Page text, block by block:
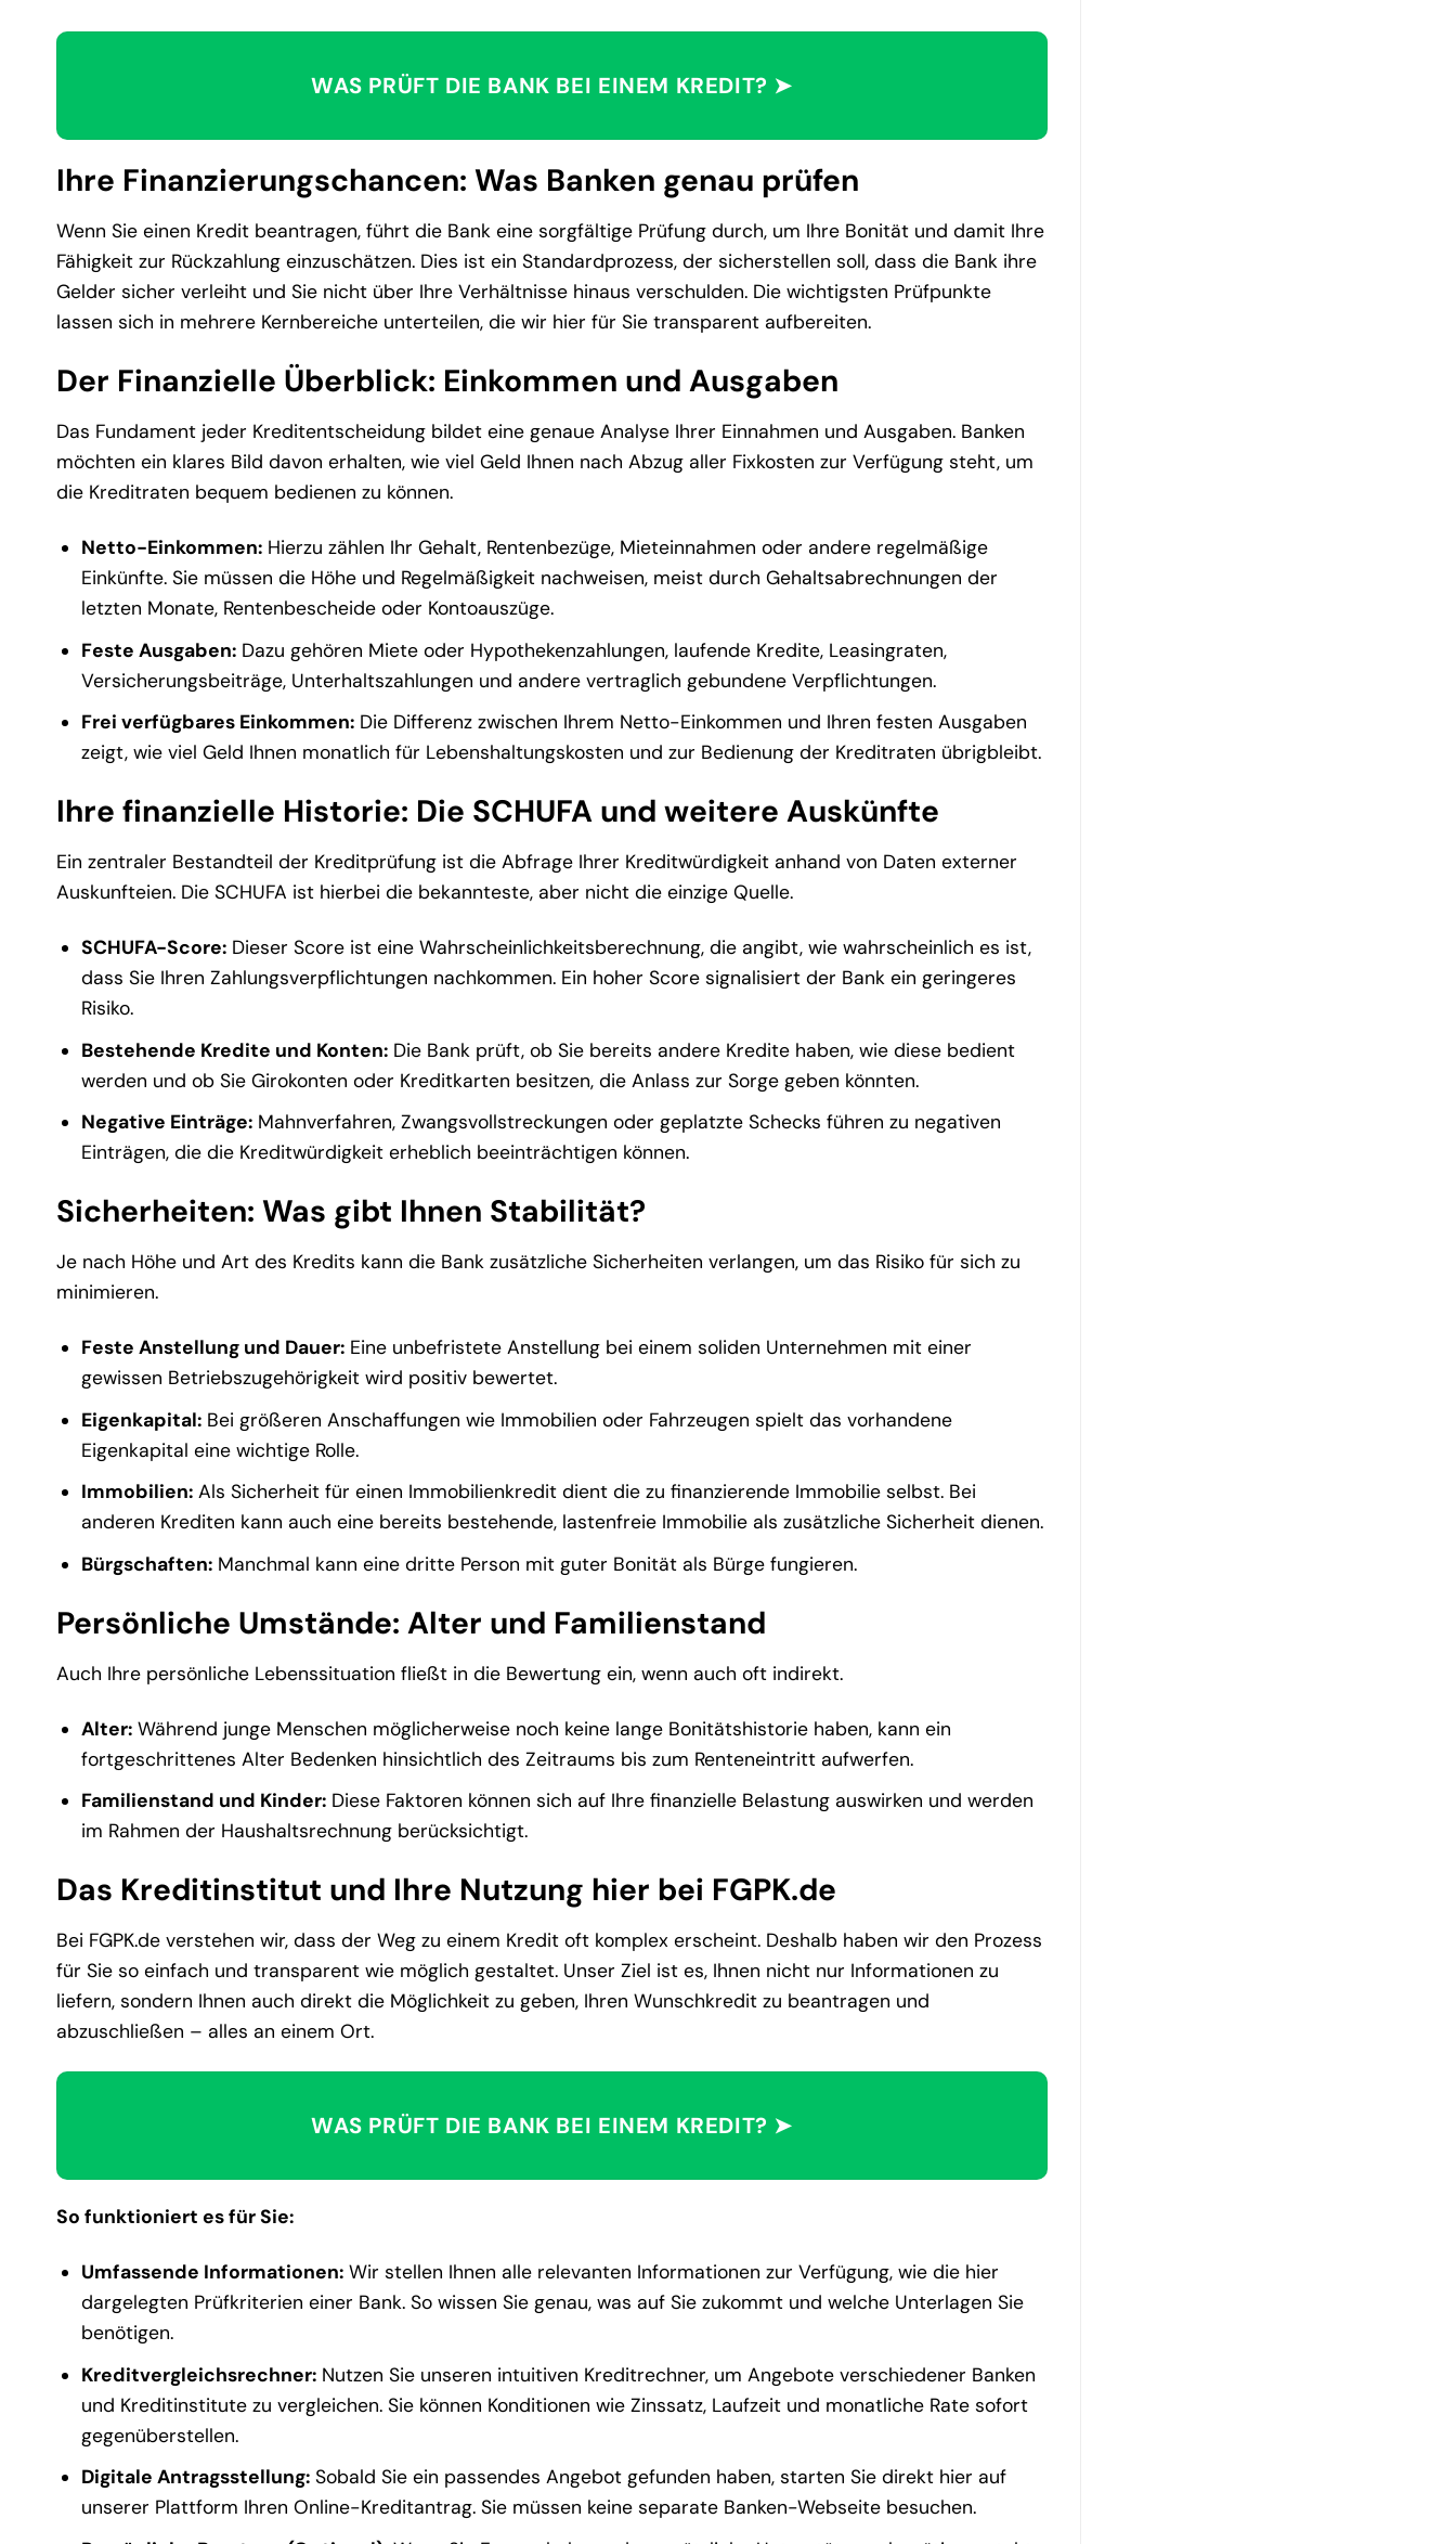
WAS PRÜFT DIE BANK BEI EINEM KREDIT? ➤
Ihre Finanzierungschancen: Was Banken genau prüfen
Wenn Sie einen Kredit beantragen, führt die Bank eine sorgfältige Prüfung durch, um Ihre Bonität und damit Ihre
Fähigkeit zur Rückzahlung einzuschätzen. Dies ist ein Standardprozess, der sicherstellen soll, dass die Bank ihre
Gelder sicher verleiht und Sie nicht über Ihre Verhältnisse hinaus verschulden. Die wichtigsten Prüfpunkte
lassen sich in mehrere Kernbereiche unterteilen, die wir hier für Sie transparent aufbereiten.
Der Finanzielle Überblick: Einkommen und Ausgaben
Das Fundament jeder Kreditentscheidung bildet eine genaue Analyse Ihrer Einnahmen und Ausgaben. Banken
möchten ein klares Bild davon erhalten, wie viel Geld Ihnen nach Abzug aller Fixkosten zur Verfügung steht, um
die Kreditraten bequem bedienen zu können.
Netto-Einkommen:Hierzu zählen Ihr Gehalt, Rentenbezüge, Mieteinnahmen oder andere regelmäßige
Einkünfte. Sie müssen die Höhe und Regelmäßigkeit nachweisen, meist durch Gehaltsabrechnungen der
letzten Monate, Rentenbescheide oder Kontoauszüge.
Feste Ausgaben:Dazu gehören Miete oder Hypothekenzahlungen, laufende Kredite, Leasingraten,
Versicherungsbeiträge, Unterhaltszahlungen und andere vertraglich gebundene Verpflichtungen.
Frei verfügbares Einkommen:Die Differenz zwischen Ihrem Netto-Einkommen und Ihren festen Ausgaben
zeigt, wie viel Geld Ihnen monatlich für Lebenshaltungskosten und zur Bedienung der Kreditraten übrigbleibt.
Ihre finanzielle Historie: Die SCHUFA und weitere Auskünfte
Ein zentraler Bestandteil der Kreditprüfung ist die Abfrage Ihrer Kreditwürdigkeit anhand von Daten externer
Auskunfteien. Die SCHUFA ist hierbei die bekannteste, aber nicht die einzige Quelle.
SCHUFA-Score:Dieser Score ist eine Wahrscheinlichkeitsberechnung, die angibt, wie wahrscheinlich es ist,
dass Sie Ihren Zahlungsverpflichtungen nachkommen. Ein hoher Score signalisiert der Bank ein geringeres
Risiko.
Bestehende Kredite und Konten:Die Bank prüft, ob Sie bereits andere Kredite haben, wie diese bedient
werden und ob Sie Girokonten oder Kreditkarten besitzen, die Anlass zur Sorge geben könnten.
Negative Einträge:Mahnverfahren, Zwangsvollstreckungen oder geplatzte Schecks führen zu negativen
Einträgen, die die Kreditwürdigkeit erheblich beeinträchtigen können.
Sicherheiten: Was gibt Ihnen Stabilität?
Je nach Höhe und Art des Kredits kann die Bank zusätzliche Sicherheiten verlangen, um das Risiko für sich zu
minimieren.
Feste Anstellung und Dauer:Eine unbefristete Anstellung bei einem soliden Unternehmen mit einer
gewissen Betriebszugehörigkeit wird positiv bewertet.
Eigenkapital:Bei größeren Anschaffungen wie Immobilien oder Fahrzeugen spielt das vorhandene
Eigenkapital eine wichtige Rolle.
Immobilien:Als Sicherheit für einen Immobilienkredit dient die zu finanzierende Immobilie selbst. Bei
anderen Krediten kann auch eine bereits bestehende, lastenfreie Immobilie als zusätzliche Sicherheit dienen.
Bürgschaften:Manchmal kann eine dritte Person mit guter Bonität als Bürge fungieren.
Persönliche Umstände: Alter und Familienstand
Auch Ihre persönliche Lebenssituation fließt in die Bewertung ein, wenn auch oft indirekt.
Alter:Während junge Menschen möglicherweise noch keine lange Bonitätshistorie haben, kann ein
fortgeschrittenes Alter Bedenken hinsichtlich des Zeitraums bis zum Renteneintritt aufwerfen.
Familienstand und Kinder:Diese Faktoren können sich auf Ihre finanzielle Belastung auswirken und werden
im Rahmen der Haushaltsrechnung berücksichtigt.
Das Kreditinstitut und Ihre Nutzung hier bei FGPK.de
Bei FGPK.de verstehen wir, dass der Weg zu einem Kredit oft komplex erscheint. Deshalb haben wir den Prozess
für Sie so einfach und transparent wie möglich gestaltet. Unser Ziel ist es, Ihnen nicht nur Informationen zu
liefern, sondern Ihnen auch direkt die Möglichkeit zu geben, Ihren Wunschkredit zu beantragen und
abzuschließen – alles an einem Ort.
WAS PRÜFT DIE BANK BEI EINEM KREDIT? ➤
So funktioniert es für Sie:
Umfassende Informationen:Wir stellen Ihnen alle relevanten Informationen zur Verfügung, wie die hier
dargelegten Prüfkriterien einer Bank. So wissen Sie genau, was auf Sie zukommt und welche Unterlagen Sie
benötigen.
Kreditvergleichsrechner:Nutzen Sie unseren intuitiven Kreditrechner, um Angebote verschiedener Banken
und Kreditinstitute zu vergleichen. Sie können Konditionen wie Zinssatz, Laufzeit und monatliche Rate sofort
gegenüberstellen.
Digitale Antragsstellung:Sobald Sie ein passendes Angebot gefunden haben, starten Sie direkt hier auf
unserer Plattform Ihren Online-Kreditantrag. Sie müssen keine separate Banken-Webseite besuchen.